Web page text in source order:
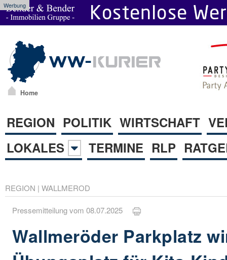
Werbung
Home
REGION POLITIK WIRTSCHAFT
LOKALES
TERMINE RLP
REGION | WALLMEROD
Pressemitteilung vom 08.07.2025
Wallmeröder Parkplatz